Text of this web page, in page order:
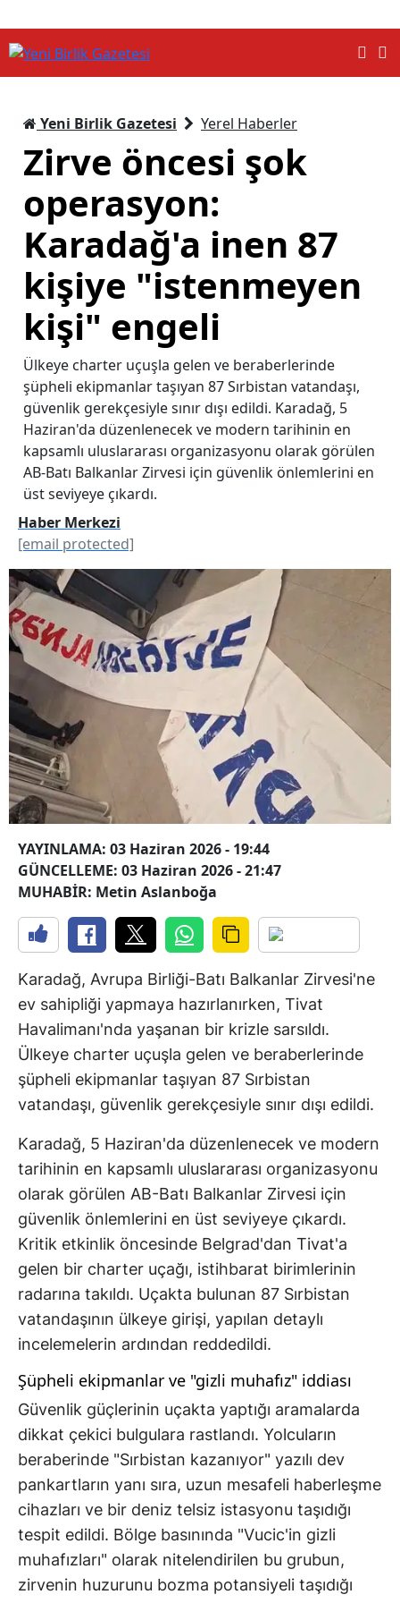
Yeni Birlik Gazetesi Yerel Haberler
Zirve öncesi şok
operasyon:
Karadağ'a inen 87
kişiye "istenmeyen
kişi" engeli
Ülkeye charter uçuşla gelen ve beraberlerinde
şüpheli ekipmanlar taşıyan 87 Sırbistan vatandaşı,
güvenlik gerekçesiyle sınır dışı edildi. Karadağ, 5
Haziran'da düzenlenecek ve modern tarihinin en
kapsamlı uluslararası organizasyonu olarak görülen
AB-Batı Balkanlar Zirvesi için güvenlik önlemlerini en
üst seviyeye çıkardı.
Haber Merkezi
[email protected]
YAYINLAMA: 03 Haziran 2026 - 19:44
GÜNCELLEME: 03 Haziran 2026 - 21:47
MUHABİR: Metin Aslanboğa
Karadağ, Avrupa Birliği-Batı Balkanlar Zirvesi'ne
ev sahipliği yapmaya hazırlanırken, Tivat
Havalimanı'nda yaşanan bir krizle sarsıldı.
Ülkeye charter uçuşla gelen ve beraberlerinde
şüpheli ekipmanlar taşıyan 87 Sırbistan
vatandaşı, güvenlik gerekçesiyle sınır dışı edildi.
Karadağ, 5 Haziran'da düzenlenecek ve modern
tarihinin en kapsamlı uluslararası organizasyonu
olarak görülen AB-Batı Balkanlar Zirvesi için
güvenlik önlemlerini en üst seviyeye çıkardı.
Kritik etkinlik öncesinde Belgrad'dan Tivat'a
gelen bir charter uçağı, istihbarat birimlerinin
radarına takıldı. Uçakta bulunan 87 Sırbistan
vatandaşının ülkeye girişi, yapılan detaylı
incelemelerin ardından reddedildi.
Şüpheli ekipmanlar ve "gizli muhafız" iddiası
Güvenlik güçlerinin uçakta yaptığı aramalarda
dikkat çekici bulgulara rastlandı. Yolcuların
beraberinde "Sırbistan kazanıyor" yazılı dev
pankartların yanı sıra, uzun mesafeli haberleşme
cihazları ve bir deniz telsiz istasyonu taşıdığı
tespit edildi. Bölge basınında "Vucic'in gizli
muhafızları" olarak nitelendirilen bu grubun,
zirvenin huzurunu bozma potansiyeli taşıdığı